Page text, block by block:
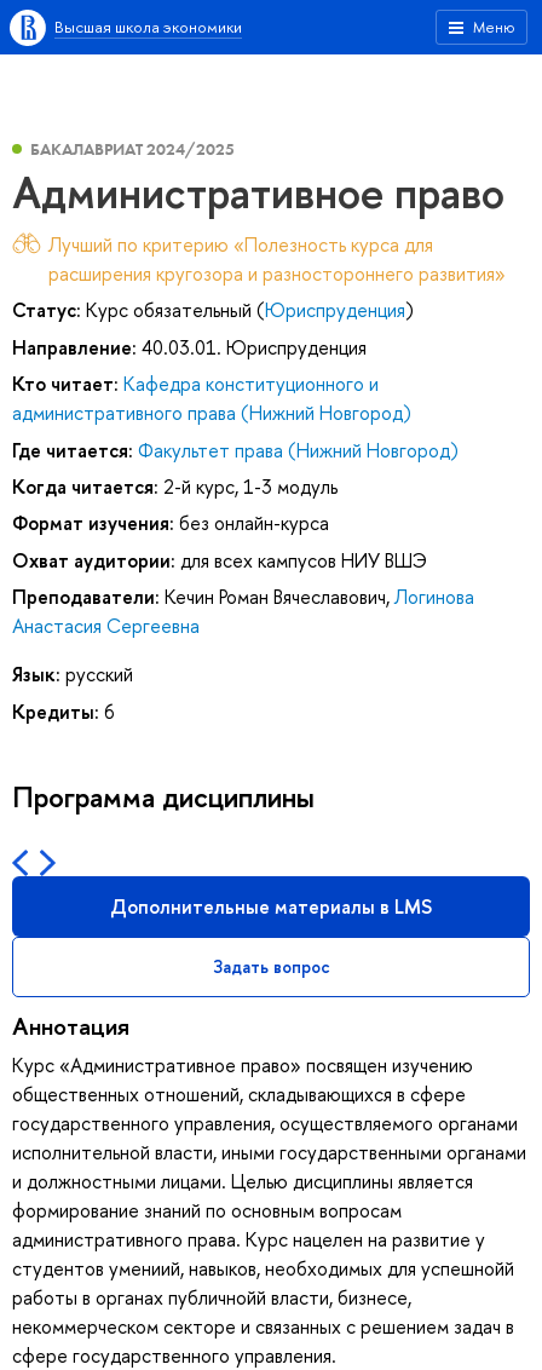
Меню
Высшая школа экономики
БАКАЛАВРИАТ 2024/2025
Административное право
Лучший по критерию «Полезность курса для
расширения кругозора и разностороннего развития»
Статус: Курс обязательный (Юриспруденция)
Направление: 40.03.01. Юриспруденция
Кто читает: Кафедра конституционного и
административного права (Нижний Новгород)
Где читается: Факультет права (Нижний Новгород)
Когда читается: 2-й курс, 1-3 модуль
Формат изучения: без онлайн-курса
Охват аудитории: для всех кампусов НИУ ВШЭ
Преподаватели: Кечин Роман Вячеславович,Логинова
Анастасия Сергеевна
Язык: русский
Кредиты: 6
Программа дисциплины
Дополнительные материалы в LMS
Задать вопрос
Аннотация
Курс «Административное право» посвящен изучению
общественных отношений, складывающихся в сфере
государственного управления, осуществляемого органами
исполнительной власти, иными государственными органами
и должностными лицами. Целью дисциплины является
формирование знаний по основным вопросам
административного права. Курс нацелен на развитие у
студентов умениий, навыков, необходимых для успешнойй
работы в органах публичнойй власти, бизнесе,
некоммерческом секторе и связанных с решением задач в
сфере государственного управления.